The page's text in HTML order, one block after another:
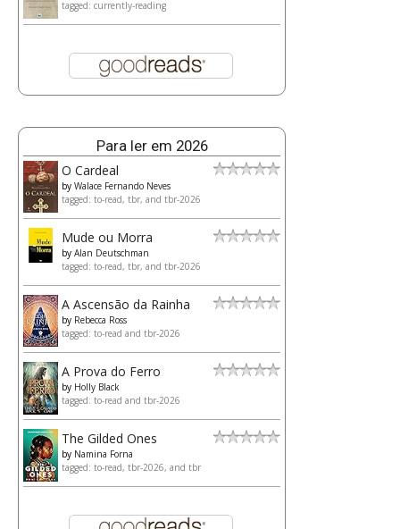
tagged: currently-reading
Para ler em 2026
O Cardeal
by Walace Fernando Neves
tagged: to-read, tbr, and tbr-2026
Mude ou Morra
by Alan Deutschman
tagged: to-read, tbr, and tbr-2026
A Ascensão da Rainha
by Rebecca Ross
tagged: to-read and tbr-2026
A Prova do Ferro
by Holly Black
tagged: to-read and tbr-2026
The Gilded Ones
by Namina Forna
tagged: to-read, tbr-2026, and tbr